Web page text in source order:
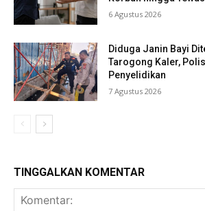
6 Agustus 2026
Diduga Janin Bayi
Tarogong Kaler,
Penyelidikan
7 Agustus 2026
TINGGALKAN KOMENTAR